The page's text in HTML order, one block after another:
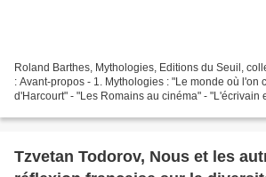
Roland Barthes, Mythologies, Editions du Seuil,
: Avant-propos - 1. Mythologies : "Le monde où l'on
d'Harcourt" - "Les Romains au cinéma" - "L'écrivain
Tzvetan Todorov, Nous et les